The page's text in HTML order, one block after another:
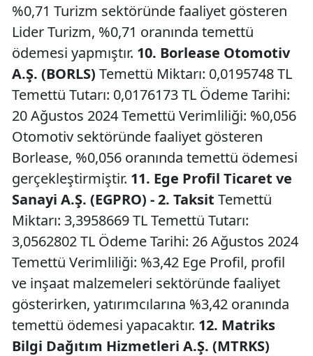
%0,71 Turizm sektöründe faaliyet gösteren
Lider Turizm, %0,71 oranında temettü
ödemesi yapmıştır. 10. Borlease Otomotiv
A.Ş. (BORLS) Temettü Miktarı: 0,0195748 TL
Temettü Tutarı: 0,0176173 TL Ödeme Tarihi:
20 Ağustos 2024 Temettü Verimliliği: %0,056
Otomotiv sektöründe faaliyet gösteren
Borlease, %0,056 oranında temettü ödemesi
gerçekleştirmiştir. 11. Ege Profil Ticaret ve
Sanayi A.Ş. (EGPRO) - 2. Taksit Temettü
Miktarı: 3,3958669 TL Temettü Tutarı:
3,0562802 TL Ödeme Tarihi: 26 Ağustos 2024
Temettü Verimliliği: %3,42 Ege Profil, profil
ve inşaat malzemeleri sektöründe faaliyet
gösterirken, yatırımcılarına %3,42 oranında
temettü ödemesi yapacaktır. 12. Matriks
Bilgi Dağıtım Hizmetleri A.Ş. (MTRKS)